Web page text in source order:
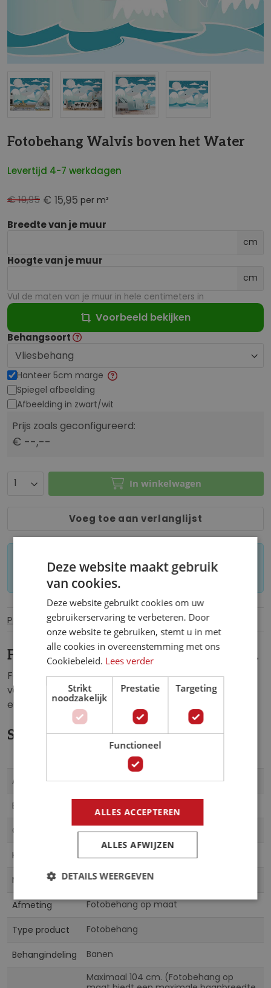
Fotobehang Walvis boven het Water
Levertijd 4-7 werkdagen
€ 15,95 per m²
€ 19,95
Breedte van je muur
cm
Hoogte van je muur
cm
Vul de maten van je muur in hele centimeters in
Voorbeeld bekijken
Behangsoort
Hanteer 5cm marge
Spiegel afbeelding
Afbeelding in zwart/wit
Prijs zoals geconfigureerd:
€ --,--
In winkelwagen
Voeg toe aan verlanglijst
Let op: op maat gemaakt behang kan niet
worden geretourneerd.
Productinformatie Specificaties
Fotobehang Walvis boven het water.
Fotobehang voor de allerkleinsten. Het fotobehang
van deze walvis hoog boven het water is een echte
eyecatcher voor iedere babykamer of kinderkamer.
Specificaties
informatie
Artikelnummer 13741VE
EAN
Collectie CN
Kleur
Materiaal Vliesbehang & Vinylbehang
Afmeting Fotobehang op maat
Type product Fotobehang
Behangindeling Banen
Maximaal 104 cm. (Fotobehang op
Deze website maakt gebruik
van cookies.
Deze website gebruikt cookies om uw
gebruikerservaring te verbeteren. Door
onze website te gebruiken, stemt u in met
alle cookies in overeenstemming met ons
Cookiebeleid. Lees verder
Strikt
noodzakelijk
Prestatie Targeting
Functioneel
ALLES ACCEPTEREN
ALLES AFWIJZEN
DETAILS WEERGEVEN